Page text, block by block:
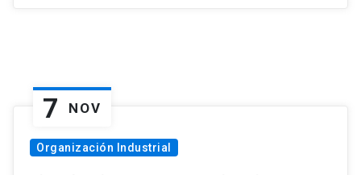
7 NOV
Organización Industrial